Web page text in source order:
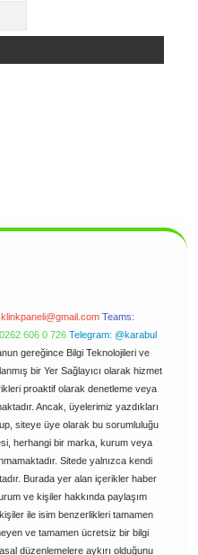
Teams:
606 0 726 Telegram: @karabul
gereğince Bilgi Teknolojileri ve
bir Yer Sağlayıcı olarak hizmet
proaktif olarak denetleme veya
Ancak, üyelerimiz yazdıkları
siteye üye olarak bu sorumluluğu
herhangi bir marka, kurum veya
Sitede yalnızca kendi
Burada yer alan içerikler haber
ve kişiler hakkında paylaşım
ile isim benzerlikleri tamamen
ve tamamen ücretsiz bir bilgi
düzenlemelere aykırı olduğunu